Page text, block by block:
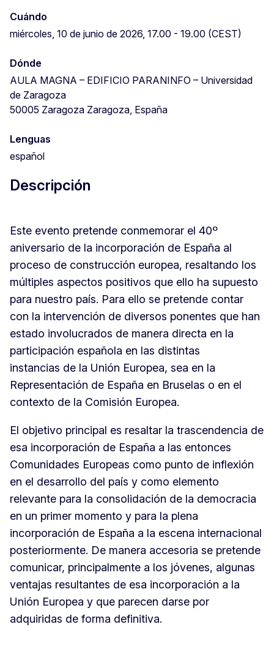
Cuándo
miércoles, 10 de junio de 2026, 17.00 - 19.00 (CEST)
Dónde
AULA MAGNA – EDIFICIO PARANINFO – Universidad
de Zaragoza
50005 Zaragoza Zaragoza, España
Lenguas
español
Descripción
Este evento pretende conmemorar el 40º
aniversario de la incorporación de España al
proceso de construcción europea, resaltando los
múltiples aspectos positivos que ello ha supuesto
para nuestro país. Para ello se pretende contar
con la intervención de diversos ponentes que han
estado involucrados de manera directa en la
participación española en las distintas
instancias de la Unión Europea, sea en la
Representación de España en Bruselas o en el
contexto de la Comisión Europea.
El objetivo principal es resaltar la trascendencia de
esa incorporación de España a las entonces
Comunidades Europeas como punto de inflexión
en el desarrollo del país y como elemento
relevante para la consolidación de la democracia
en un primer momento y para la plena
incorporación de España a la escena internacional
posteriormente. De manera accesoria se pretende
comunicar, principalmente a los jóvenes, algunas
ventajas resultantes de esa incorporación a la
Unión Europea y que parecen darse por
adquiridas de forma definitiva.